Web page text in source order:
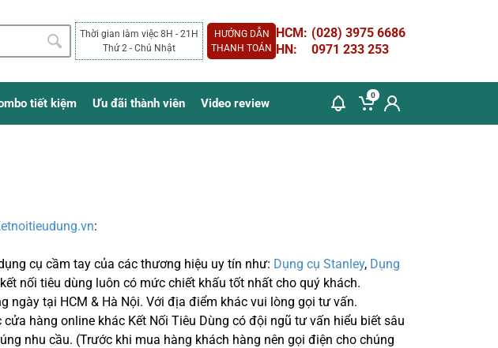
Thời gian làm việc 8H - 21H
Thứ 2 - Chủ Nhật
HƯỚNG DẪN
THANH TOÁN
HCM: (028) 3975 6686
HN:
0971 233 253
tiết kiệm Ưu đãi thành viên Video review
0
:
cụ cầm tay của các thương hiệu uy tín như: Dụng cụ Stanley, Dụng
kết nối tiêu dùng luôn có mức chiết khấu tốt nhất cho quý khách.
ngày tại HCM & Hà Nội. Với địa điểm khác vui lòng gọi tư vấn.
cửa hàng online khác Kết Nối Tiêu Dùng có đội ngũ tư vấn hiểu biết sâu
nhu cầu. (Trước khi mua hàng khách hàng nên gọi điện cho chúng